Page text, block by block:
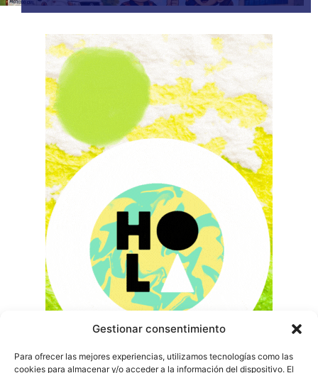
Gestionar consentimiento
Para ofrecer las mejores experiencias, utilizamos tecnologías como las
cookies para almacenar y/o acceder a la información del dispositivo. El